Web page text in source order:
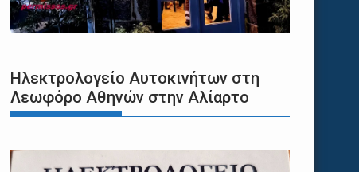
Ηλεκτρολογείο Αυτοκινήτων στη
Λεωφόρο Αθηνών στην Αλίαρτο